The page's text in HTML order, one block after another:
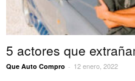
5 actores que
Que Auto Compro - 12 enero, 2022